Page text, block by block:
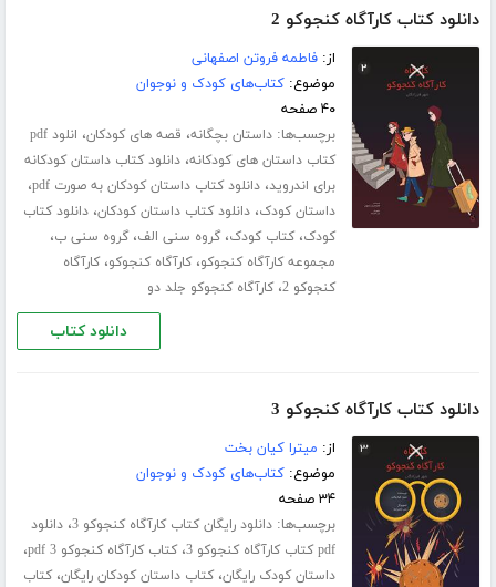
دانلود کتاب کارآگاه کنجوکو 2
از:فاطمه فروتن اصفهانی
موضوع:کتاب‌های کودک و نوجوان
۴۰ صفحه
برچسب‌ها:داستان بچگانه، قصه های کودکان،
انلود pdf
کتاب داستان های کودکانه،دانلود کتاب داستان کودکانه
برای اندروید،دانلود کتاب داستان کودکان به صورت pdf ،
داستان کودک،دانلود کتاب داستان کودکان،دانلود کتاب
کودک،کتاب کودک،گروه سنی الف،گروه سنی ب،
مجموعه کارآگاه کنجوکو،کارآگاه کنجوکو،کارآگاه
کنجوکو 2 ،کارآگاه کنجوکو جلد دو
دانلود کتاب
دانلود کتاب کارآگاه کنجوکو 3
از: میترا کیان بخت
موضوع:کتاب‌های کودک و نوجوان
۳۴ صفحه
برچسب‌ها:دانلود رایگان کتاب کارآگاه کنجوکو 3 ،دانلود
pdf کتاب کارآگاه کنجوکو 3
،کتاب کارآگاه کنجوکو 3 pdf ،
داستان کودک رایگان،کتاب داستان کودکان رایگان،کتاب